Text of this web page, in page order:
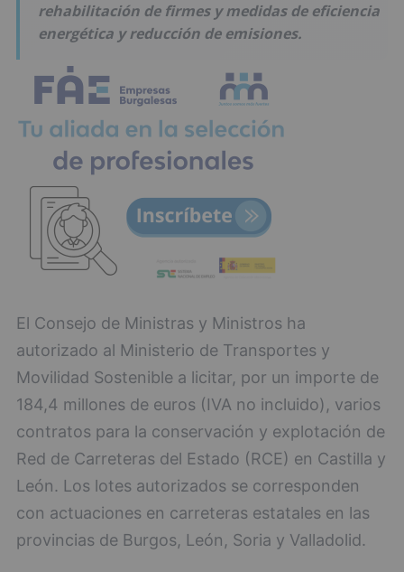
rehabilitación de firmes y medidas de eficiencia
energética y reducción de emisiones.
El Consejo de Ministras y Ministros ha
autorizado al Ministerio de Transportes y
Movilidad Sostenible a licitar, por un importe de
184,4 millones de euros (IVA no incluido), varios
contratos para la conservación y explotación de
Red de Carreteras del Estado (RCE) en Castilla y
León. Los lotes autorizados se corresponden
con actuaciones en carreteras estatales en las
provincias de Burgos, León, Soria y Valladolid.